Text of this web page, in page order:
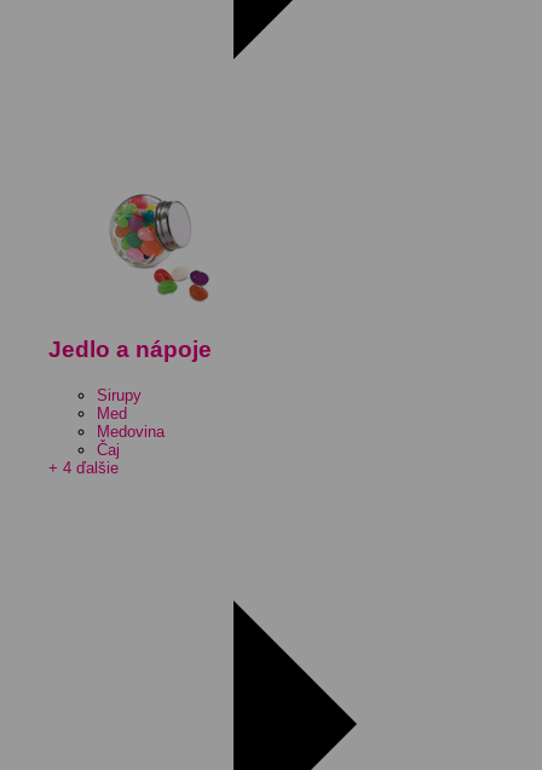
Jedlo a nápoje
Sirupy
Med
Medovina
Čaj
+ 4 ďalšie